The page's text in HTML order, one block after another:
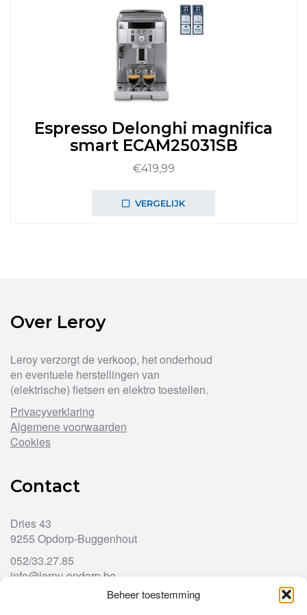
Beheer toestemming
Espresso Delonghi magnifica
smart ECAM25031SB
€419,99
VERGELIJK
Over Leroy
Leroy verzorgt de verkoop, het onderhoud
en eventuele herstellingen van
(elektrische) fietsen en elektro toestellen.
Privacyverklaring
Algemene voorwaarden
Cookies
Contact
Dries 43
9255 Opdorp-Buggenhout
052/33.27.85
info@leroy-opdorp.be